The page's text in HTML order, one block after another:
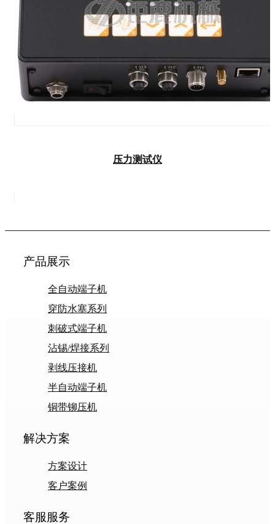
压力测试仪
产品展示
全自动端子机
穿防水塞系列
刺破式端子机
沾锡/焊接系列
剥线压接机
半自动端子机
铜带铆压机
解决方案
方案设计
客户案例
客服服务